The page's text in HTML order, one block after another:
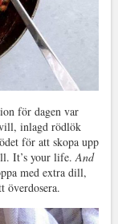
för dagen var
inlagd rödlök
för att skopa upp
It’s your life. And
med extra dill,
överdosera.